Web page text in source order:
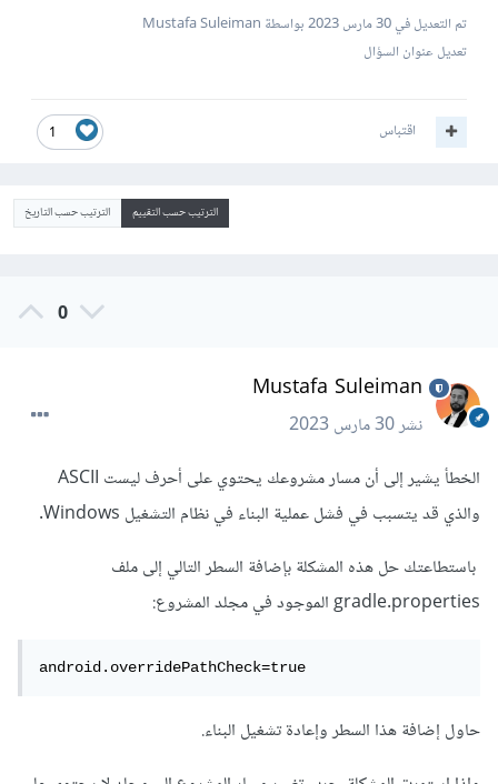
تم التعديل في30 مارس 2023
بواسطة Mustafa Suleiman
تعديل عنوان السؤال
1 اقتباس
الترتيب حسب التقييم الترتيب حسب التاريخ
0
Mustafa Suleiman
نشر30 مارس 2023
الخطأ يشير إلى أن مسار مشروعك يحتوي على أحرف ليست ASCII
والذي قد يتسبب في فشل عملية البناء في نظام التشغيل Windows.
باستطاعتك حل هذه المشكلة بإضافة السطر التالي إلى ملف
gradle.properties الموجود في مجلد المشروع:
android.overridePathCheck=true
حاول إضافة هذا السطر وإعادة تشغيل البناء.